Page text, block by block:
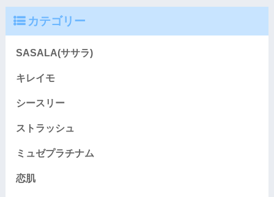
カテゴリー
SASALA(ササラ)
キレイモ
シースリー
ストラッシュ
ミュゼプラチナム
恋肌